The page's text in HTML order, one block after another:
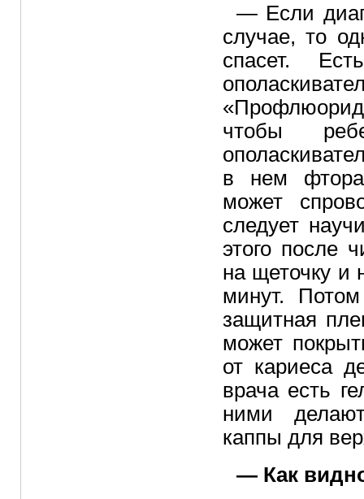
— Если
случае, то
спасет.
чтобы
в нем фтора
может
следует
этого после
на щеточку и
минут.
защитная
может
от кариеса
врача есть
ними
каппы для
— Как